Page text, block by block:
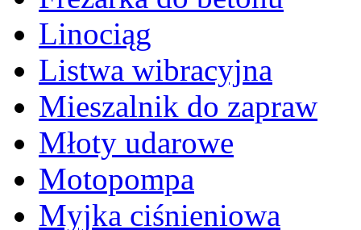
Linociąg
Listwa wibracyjna
Mieszalnik do zapraw
Młoty udarowe
Motopompa
Myjka ciśnieniowa